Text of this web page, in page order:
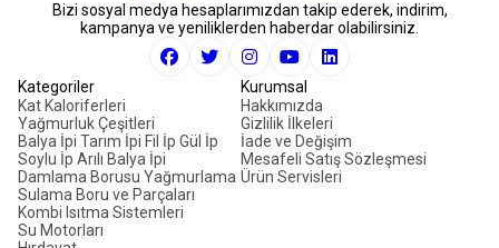
Bizi sosyal medya hesaplarımızdan takip ederek, indirim,
kampanya ve yeniliklerden haberdar olabilirsiniz.
Kategoriler
Kat Kaloriferleri
Yağmurluk Çeşitleri
Balya İpi Tarım İpi Fil İp Gül İp
Soylu İp Arılı Balya İpi
Damlama Borusu Yağmurlama
Sulama Boru ve Parçaları
Kombi Isıtma Sistemleri
Su Motorları
Kurumsal
Hakkımızda
Gizlilik İlkeleri
İade ve Değişim
Mesafeli Satış Sözleşmesi
Ürün Servisleri